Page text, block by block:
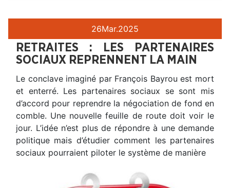
26Mar.2025
RETRAITES : LES PARTENAIRES
SOCIAUX REPRENNENT LA MAIN
Le conclave imaginé par François Bayrou est mort
et enterré. Les partenaires sociaux se sont mis
d’accord pour reprendre la négociation de fond en
comble. Une nouvelle feuille de route doit voir le
jour. L’idée n’est plus de répondre à une demande
politique mais d’étudier comment les partenaires
sociaux pourraient piloter le système de manière